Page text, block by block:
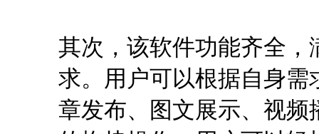
其次，该软件功能齐全
求。用户可以根据自身
章发布、图文展示、视